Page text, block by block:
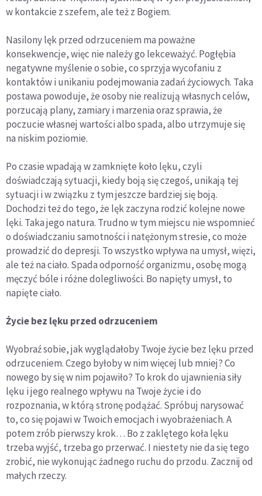
w kontakcie z szefem, ale też z Bogiem.
Nasilony lęk przed odrzuceniem ma poważne
konsekwencje, więc nie należy go lekceważyć. Pogłębia
negatywne myślenie o sobie, co sprzyja wycofaniu z
kontaktów i unikaniu podejmowania zadań życiowych. Taka
postawa powoduje, że osoby nie realizują własnych celów,
porzucają plany, zamiary i marzenia oraz sprawia, że
poczucie własnej wartości albo spada, albo utrzymuje się
na niskim poziomie.
Po czasie wpadają w zamknięte koło lęku, czyli
doświadczają sytuacji, kiedy boją się czegoś, unikają tej
sytuacji i w związku z tym jeszcze bardziej się boją.
Dochodzi też do tego, że lęk zaczyna rodzić kolejne nowe
lęki. Taka jego natura. Trudno w tym miejscu nie wspomnieć
o doświadczaniu samotności i natężonym stresie, co może
prowadzić do depresji. To wszystko wpływa na umysł, więzi,
ale też na ciało. Spada odporność organizmu, osobę mogą
męczyć bóle i różne dolegliwości. Bo napięty umysł, to
napięte ciało.
Życie bez lęku przed odrzuceniem
Wyobraź sobie, jak wyglądałoby Twoje życie bez lęku przed
odrzuceniem. Czego byłoby w nim więcej lub mniej? Co
nowego by się w nim pojawiło? To krok do ujawnienia siły
lęku i jego realnego wpływu na Twoje życie i do
rozpoznania, w którą stronę podążać. Spróbuj narysować
to, co się pojawi w Twoich emocjach i wyobrażeniach. A
potem zrób pierwszy krok… Bo z zaklętego koła lęku
trzeba wyjść, trzeba go przerwać. I niestety nie da się tego
zrobić, nie wykonując żadnego ruchu do przodu. Zacznij od
małych rzeczy.